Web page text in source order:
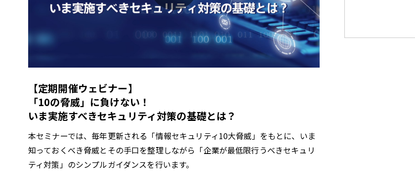
P
a
y
【定期開催ウェビナー】
「10の脅威」に負けない！
いま実施すべきセキュリティ対策の基礎とは？
本セミナーでは、毎年更新される「情報セキュリティ10大脅威」をもとに、いま
知っておくべき脅威とその手口を整理しながら「企業が最低限行うべきセキュリ
ティ対策」のシンプルガイダンスを行います。